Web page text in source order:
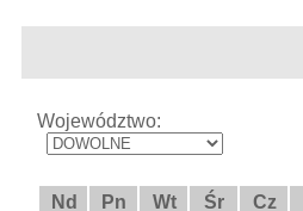
Województwo:
Nd Pn Wt Śr Cz